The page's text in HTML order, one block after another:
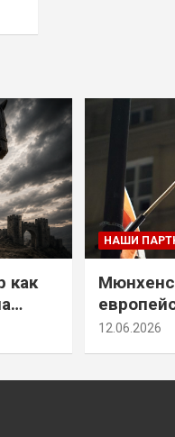
как
юг
НАШИ
снова
12.06.2026